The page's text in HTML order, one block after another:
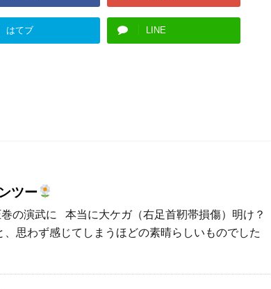
はてブ LINE
ツー
の演武に 本当に大ケガ（右足首靭帯損傷）明け？
思わず感じてしまうほどの素晴らしいものでした